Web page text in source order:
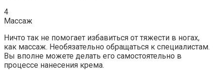
4
Массаж
Ничто так не помогает избавиться от тяжести в ногах,
как массаж. Необязательно обращаться к специалистам.
Вы вполне можете делать его самостоятельно в
процессе нанесения крема.